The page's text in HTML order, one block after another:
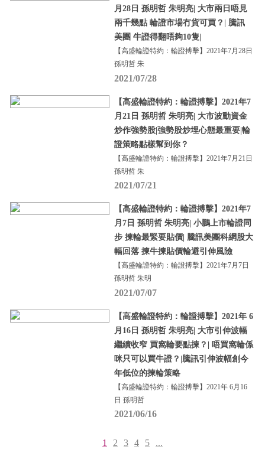
月28日 孫明哲 朱明亮| 大市兩日唔見
兩千幾點 輪證市場冇貨可買？| 騰訊
美團 牛證得翻唔夠10隻|
【高盛輪證特約：輪證搏擊】2021年7月28日
孫明哲 朱
2021/07/28
【高盛輪證特約：輪證搏擊】2021年7
月21日 孫明哲 朱明亮| 大市波動資金
炒作強勢股|強勢股炒埋心態最重要|輪
證策略點樣幫到你？
【高盛輪證特約：輪證搏擊】2021年7月21日
孫明哲 朱
2021/07/21
【高盛輪證特約：輪證搏擊】2021年7
月7日 孫明哲 朱明亮| 小鵬上市輪證同
步 揀輪最緊要貼價| 騰訊美團科網股大
幅回落 揀牛揀貼價輪避引伸風險
【高盛輪證特約：輪證搏擊】2021年7月7日
孫明哲 朱明
2021/07/07
【高盛輪證特約：輪證搏擊】2021年 6
月16日 孫明哲 朱明亮| 大市引伸波幅
繼續收窄 買窩輪要點揀？| 唔買窩輪係
咪只可以買牛證？|騰訊引伸波幅創今
年低位的揀輪策略
【高盛輪證特約：輪證搏擊】2021年 6月16
日 孫明哲
2021/06/16
1 2 3 4 5 ...